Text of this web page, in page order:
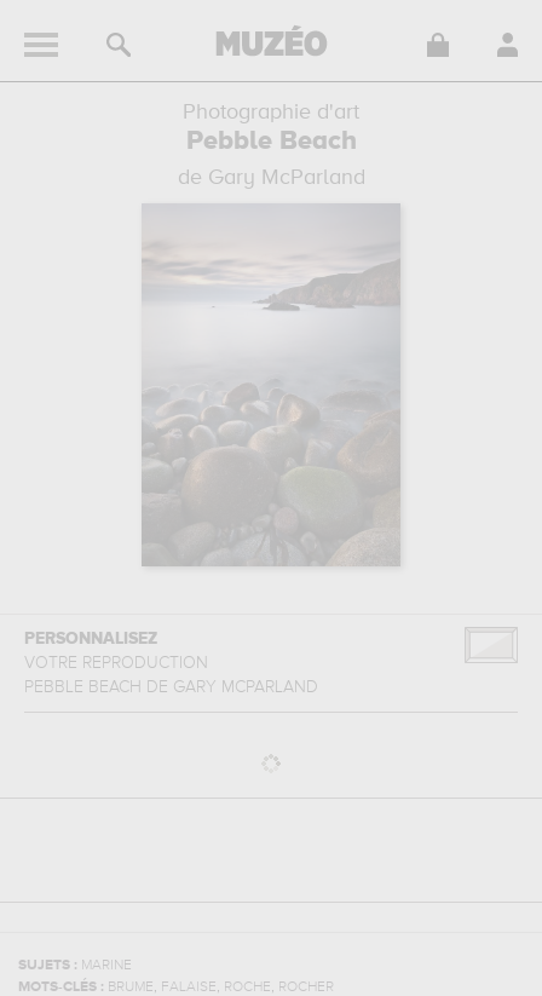
Photographie d'art
Pebble Beach
de Gary McParland
PERSONNALISEZ
VOTRE REPRODUCTION
PEBBLE BEACH DE GARY MCPARLAND
SUJETS : MARINE
MOTS-CLÉS : BRUME, FALAISE, ROCHE, ROCHER